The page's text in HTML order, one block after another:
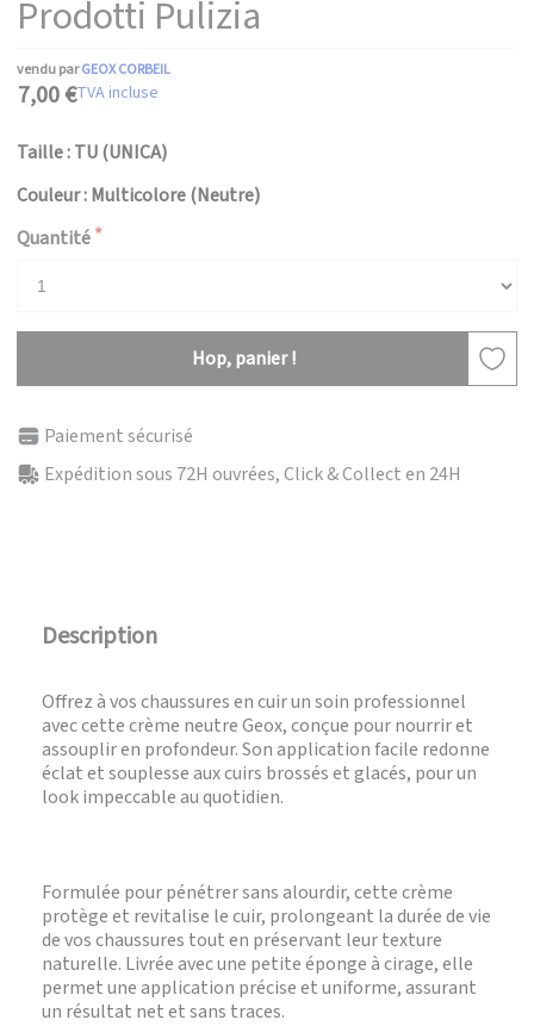
Prodotti Pulizia
vendu parGEOX CORBEIL
7,00 €TVA incluse
Taille : TU (UNICA)
Couleur : Multicolore (Neutre)
Quantité
Hop, panier !
Paiement sécurisé
Expédition sous 72H ouvrées, Click & Collect en 24H
Description
Offrez à vos chaussures en cuir un soin professionnel
avec cette crème neutre Geox, conçue pour nourrir et
assouplir en profondeur. Son application facile redonne
éclat et souplesse aux cuirs brossés et glacés, pour un
look impeccable au quotidien.
Formulée pour pénétrer sans alourdir, cette crème
protège et revitalise le cuir, prolongeant la durée de vie
de vos chaussures tout en préservant leur texture
naturelle. Livrée avec une petite éponge à cirage, elle
permet une application précise et uniforme, assurant
un résultat net et sans traces.